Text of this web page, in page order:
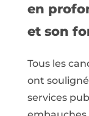
en
et son
Tous les
ont
services